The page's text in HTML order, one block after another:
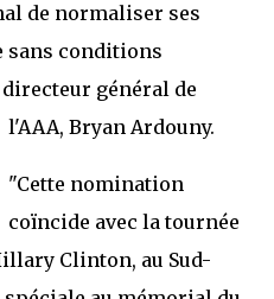
de normaliser ses
sans conditions
général de
l'AAA, Bryan Ardouny.
"Cette nomination
coïncide avec la tournée
Clinton, au Sud-